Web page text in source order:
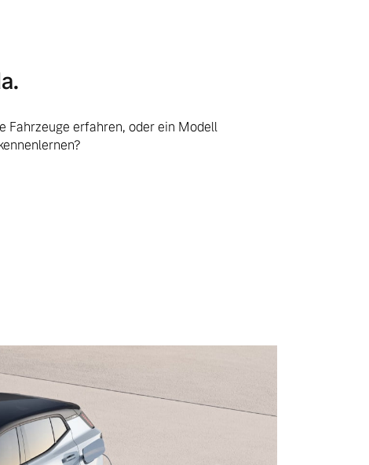
Fahrzeuge erfahren, oder ein Modell